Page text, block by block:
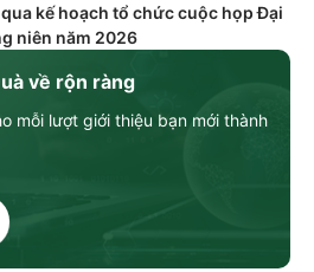
về rộn ràng
mỗi lượt giới thiệu bạn mới thành
kế hoạch tổ chức cuộc họp Đại
niên năm 2026